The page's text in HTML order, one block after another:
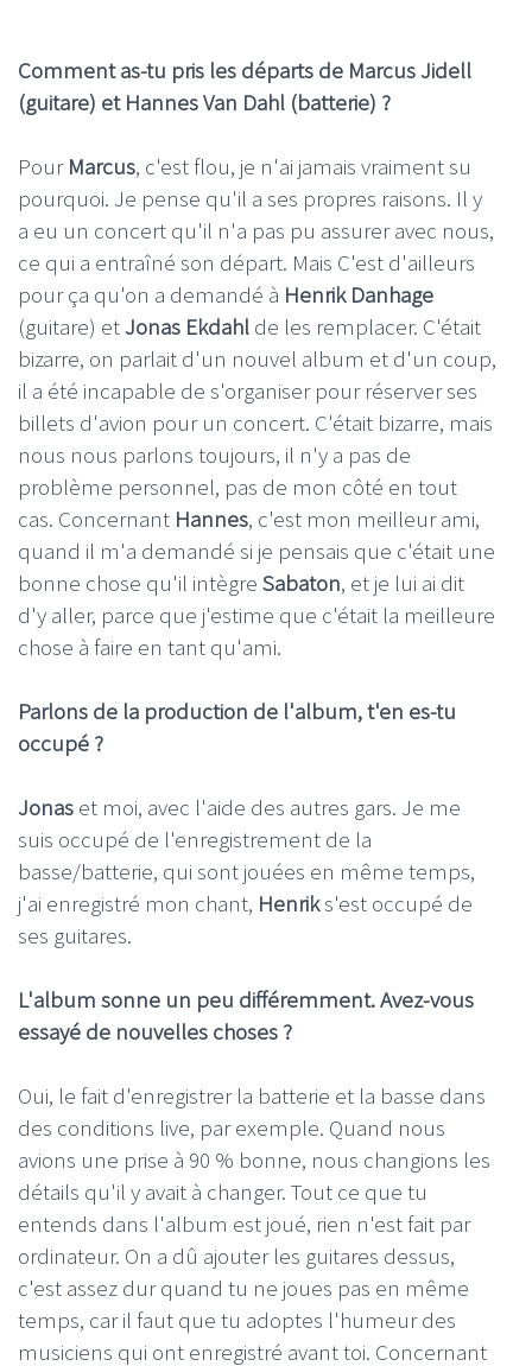
Comment as-tu pris les départs de Marcus Jidell
(guitare) et Hannes Van Dahl (batterie) ?
Pour Marcus, c'est flou, je n'ai jamais vraiment su
pourquoi. Je pense qu'il a ses propres raisons. Il y
a eu un concert qu'il n'a pas pu assurer avec nous,
ce qui a entraîné son départ. Mais C'est d'ailleurs
pour ça qu'on a demandé à Henrik Danhage
(guitare) etJonas Ekdahl de les remplacer. C'était
bizarre, on parlait d'un nouvel album et d'un coup,
il a été incapable de s'organiser pour réserver ses
billets d'avion pour un concert. C'était bizarre, mais
nous nous parlons toujours, il n'y a pas de
problème personnel, pas de mon côté en tout
cas. Concernant Hannes, c'est mon meilleur ami,
quand il m'a demandé si je pensais que c'était une
bonne chose qu'il intègre Sabaton, et je lui ai dit
d'y aller, parce que j'estime que c'était la meilleure
chose à faire en tant qu'ami.
Parlons de la production de l'album, t'en es-tu
occupé ?
Jonas et moi, avec l'aide des autres gars. Je me
suis occupé de l'enregistrement de la
basse/batterie, qui sont jouées en même temps,
j'ai enregistré mon chant, Henriks'est occupé de
ses guitares.
L'album sonne un peu différemment. Avez-vous
essayé de nouvelles choses ?
Oui, le fait d'enregistrer la batterie et la basse dans
des conditions live, par exemple. Quand nous
avions une prise à 90 % bonne, nous changions les
détails qu'il y avait à changer. Tout ce que tu
entends dans l'album est joué, rien n'est fait par
ordinateur. On a dû ajouter les guitares dessus,
c'est assez dur quand tu ne joues pas en même
temps, car il faut que tu adoptes l'humeur des
musiciens qui ont enregistré avant toi. Concernant